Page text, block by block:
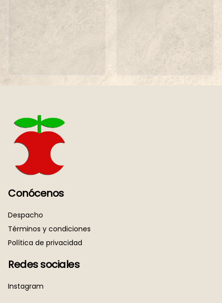
Conócenos
Despacho
Términos y condiciones
Política de privacidad
Redes sociales
Instagram